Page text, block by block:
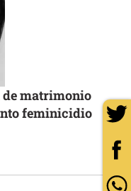
de matrimonio
feminicidio